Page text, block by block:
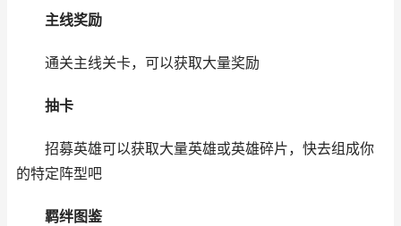
主线奖励
通关主线关卡，可以获取大量奖励
抽卡
招募英雄可以获取大量英雄或英雄碎片，快去组成你
的特定阵型吧
羁绊图鉴